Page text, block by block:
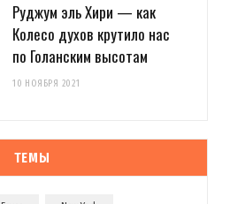
Руджум эль Хири — как
Колесо духов крутило нас
по Голанским высотам
10 НОЯБРЯ 2021
ТЕМЫ